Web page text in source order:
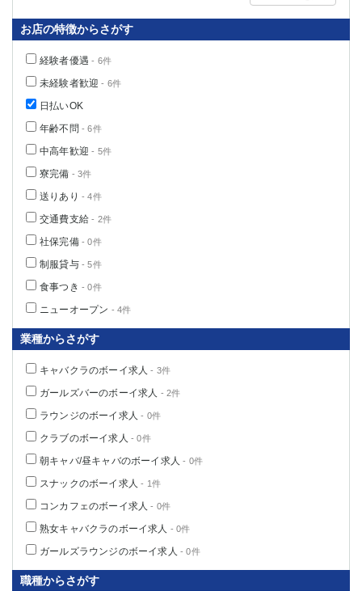
お店の特徴からさがす
経験者優遇 - 6件
未経験者歓迎 - 6件
日払いOK
年齢不問 - 6件
中高年歓迎 - 5件
寮完備 - 3件
送りあり - 4件
交通費支給 - 2件
社保完備- 0件
制服貸与- 5件
食事つき - 0件
ニューオープン - 4件
業種からさがす
キャバクラのボーイ求人 - 3件
ガールズバーのボーイ求人 - 2件
ラウンジのボーイ求人 - 0件
クラブのボーイ求人 - 0件
朝キャバ/昼キャバのボーイ求人 - 0件
スナックのボーイ求人 - 1件
コンカフェのボーイ求人 - 0件
熟女キャバクラのボーイ求人 - 0件
ガールズラウンジのボーイ求人 - 0件
職種からさがす